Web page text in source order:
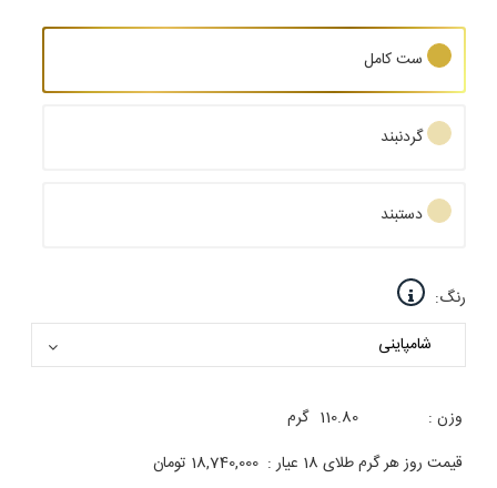
ست کامل
گردنبند
دستبند
رنگ:
وزن : 110.80 گرم
قیمت روز هر گرم طلای 18 عیار :
18,740,000 تومان